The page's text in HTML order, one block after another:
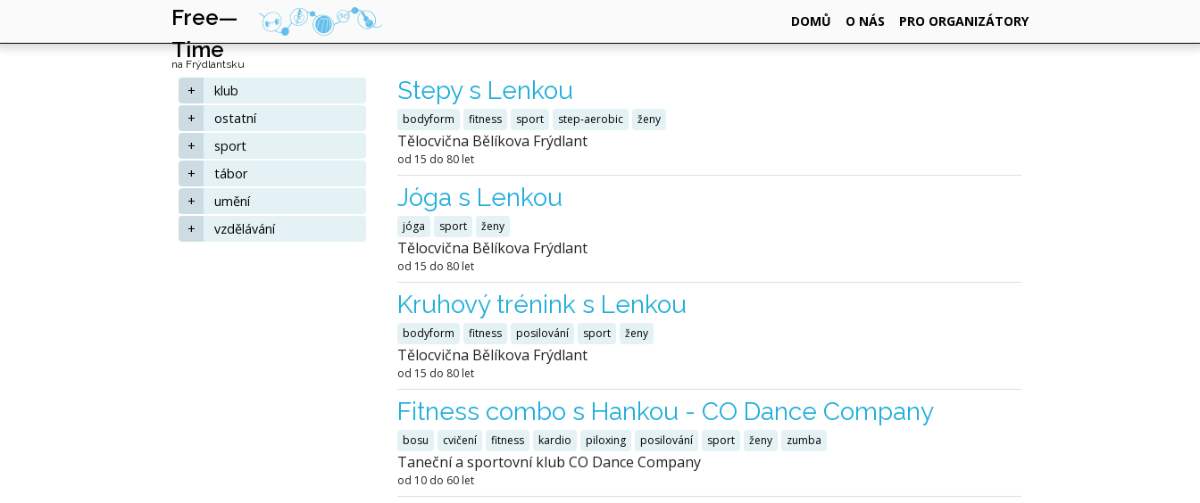
Free—
Time
na Frýdlantsku
DOMŮ O NÁS PRO ORGANIZÁTORY
+
klub
+
ostatní
+
sport
+
tábor
+
umění
+
vzdělávání
Stepy s Lenkou
bodyform fitness sport step-aerobic ženy
Tělocvična Bělíkova Frýdlant
od 15 do 80 let
Jóga s Lenkou
jóga sport ženy
Tělocvična Bělíkova Frýdlant
od 15 do 80 let
Kruhový trénink s Lenkou
bodyform fitness posilování sport ženy
Tělocvična Bělíkova Frýdlant
od 15 do 80 let
Fitness combo s Hankou - CO Dance Company
bosu cvičení fitness kardio piloxing posilování sport ženy zumba
Taneční a sportovní klub CO Dance Company
od 10 do 60 let